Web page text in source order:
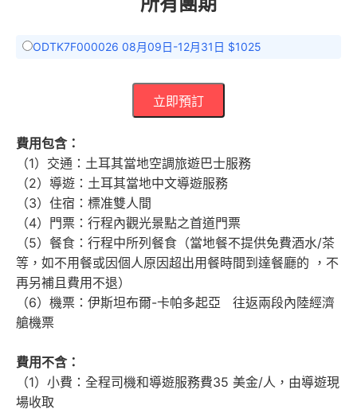
ODTK7F000026 08月09日-12月31日 $1025
立即預訂
費用包含：
（1）交通：土耳其當地空調旅遊巴士服務
（2）導遊：土耳其當地中文導遊服務
（3）住宿：標准雙人間
（4）門票：行程內觀光景點之首道門票
（5）餐食：行程中所列餐食（當地餐不提供免費酒水/茶
等，如不用餐或因個人原因超出用餐時間到達餐廳的 ，不
再另補且費用不退）
（6）機票：伊斯坦布爾-卡帕多起亞 往返兩段內陸經濟
艙機票
費用不含：
（1）小費：全程司機和導遊服務費35 美金/人，由導遊現
場收取